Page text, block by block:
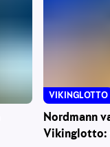
Nordmann
Vikinglotto:
VIKINGLOTTO